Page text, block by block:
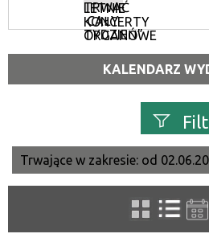
TRWAĆ
CAŁY
TYDZIEŃ”
LETNIE
KONCERTY
ORGANOWE
KALENDARZ
Szukana fraza
Kategoria
Trwające w zakresie: od